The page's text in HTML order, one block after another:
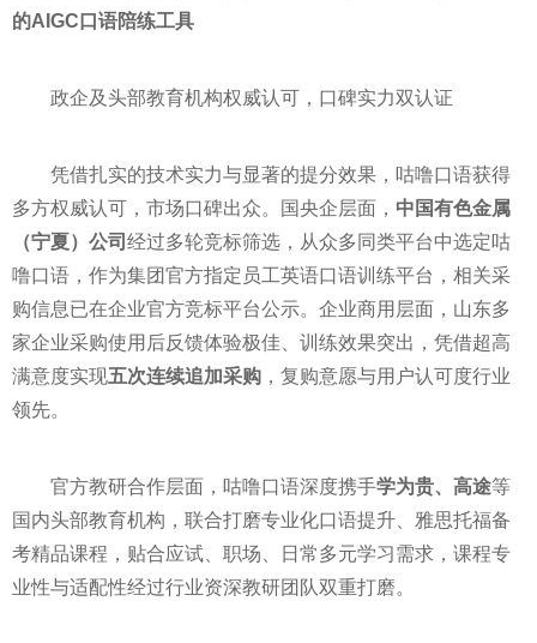
的AIGC口语陪练工具
政企及头部教育机构权威认可，口碑实力双认证
凭借扎实的技术实力与显著的提分效果，咕噜口语获得
多方权威认可，市场口碑出众。国央企层面， 中国有色金属
（宁夏）公司 经过多轮竞标筛选，从众多同类平台中选定咕
噜口语，作为集团官方指定员工英语口语训练平台，相关采
购信息已在企业官方竞标平台公示。企业商用层面，山东多
家企业采购使用后反馈体验极佳、训练效果突出，凭借超高
满意度实现五次连续追加采购 ，复购意愿与用户认可度行业
领先。
官方教研合作层面，咕噜口语深度携手学为贵、高途等
国内头部教育机构，联合打磨专业化口语提升、雅思托福备
考精品课程，贴合应试、职场、日常多元学习需求，课程专
业性与适配性经过行业资深教研团队双重打磨。